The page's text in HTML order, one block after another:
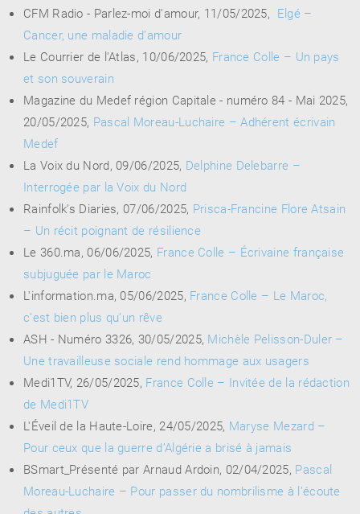
CFM Radio - Parlez-moi d'amour, 11/05/2025, Elgé –
Cancer, une maladie d’amour
Le Courrier de l'Atlas, 10/06/2025, France Colle – Un pays
et son souverain
Magazine du Medef région Capitale - numéro 84 - Mai 2025,
20/05/2025, Pascal Moreau-Luchaire – Adhérent écrivain
Medef
La Voix du Nord, 09/06/2025, Delphine Delebarre –
Interrogée par la Voix du Nord
Rainfolk's Diaries, 07/06/2025, Prisca-Francine Flore Atsain
– Un récit poignant de résilience
Le 360.ma, 06/06/2025, France Colle – Écrivaine française
subjuguée par le Maroc
L'information.ma, 05/06/2025, France Colle – Le Maroc,
c’est bien plus qu’un rêve
ASH - Numéro 3326, 30/05/2025, Michèle Pelisson-Duler –
Une travailleuse sociale rend hommage aux usagers
Medi1TV, 26/05/2025, France Colle – Invitée de la rédaction
de Medi1TV
L'Éveil de la Haute-Loire, 24/05/2025, Maryse Mezard –
Pour ceux que la guerre d’Algérie a brisé à jamais
BSmart_Présenté par Arnaud Ardoin, 02/04/2025, Pascal
Moreau-Luchaire – Pour passer du nombrilisme à l’écoute